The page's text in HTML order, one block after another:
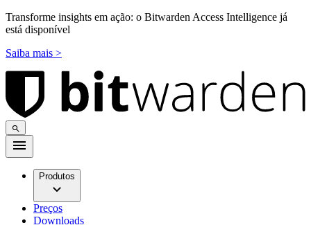
Transforme insights em ação: o Bitwarden Access Intelligence já
está disponível
Saiba mais >
Produtos
Preços
Downloads